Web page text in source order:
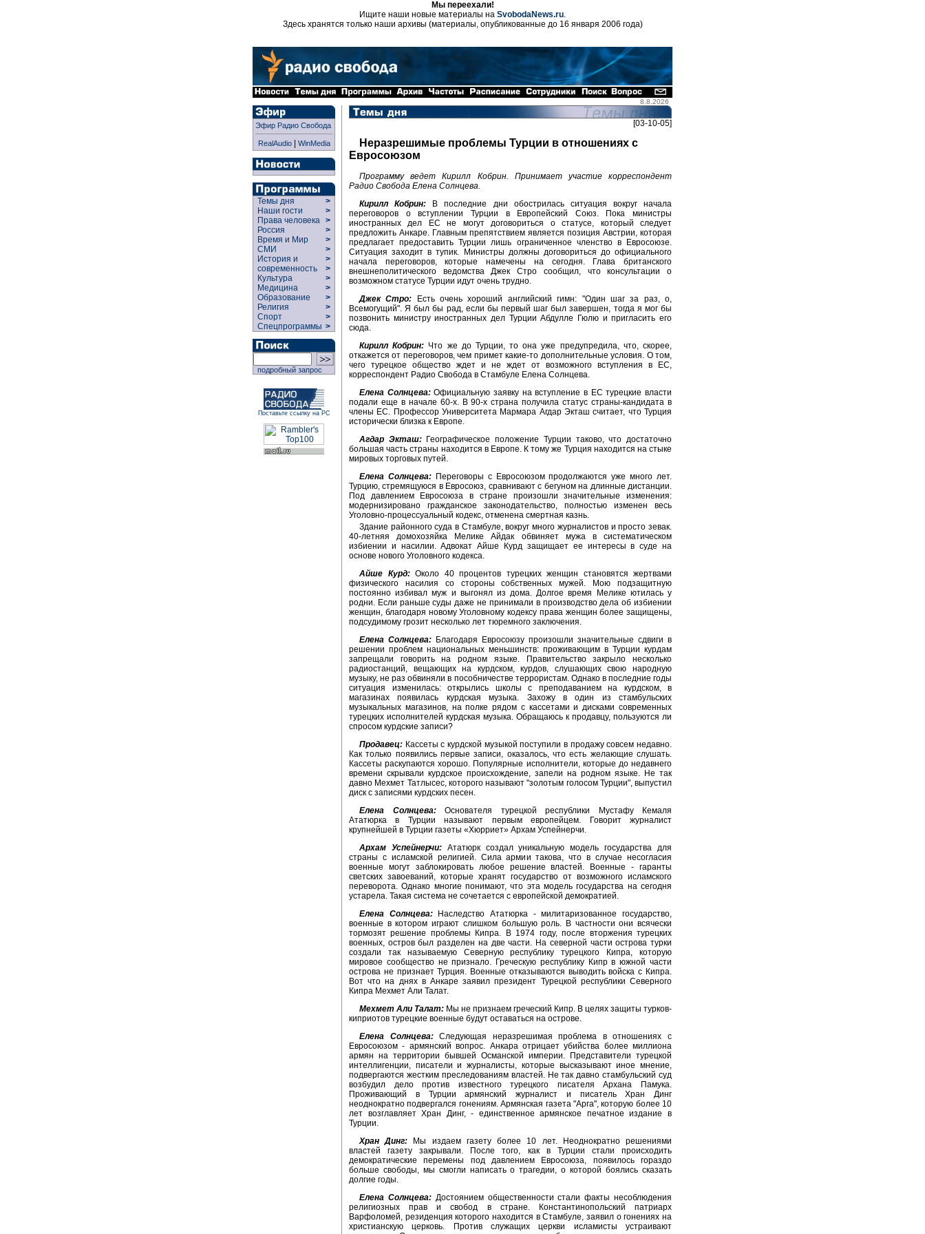
Мы переехали!
Ищите наши новые материалы на SvobodaNews.ru.
Здесь хранятся только наши архивы (материалы, опубликованные до 16 января 2006 года)
8.8.2026
Эфир Радио Свобода
RealAudio| WinMedia
Темы дня
>
Наши гости
>
Права человека >
Россия
>
Время и Мир
>
СМИ
>
История и
современность
>
>
Культура
>
Медицина
>
Образование
>
Религия
>
Спорт
>
Спецпрограммы >
подробный запрос
Поставьте ссылку на РС
[03-10-05]
Неразрешимые проблемы Турции в отношениях с
Евросоюзом
Программу ведет Кирилл Кобрин. Принимает участие корреспондент
Радио Свобода Елена Солнцева.
Кирилл Кобрин: В последние дни обострилась ситуация вокруг начала
переговоров о вступлении Турции в Европейский Союз. Пока министры
иностранных дел ЕС не могут договориться о статусе, который следует
предложить Анкаре. Главным препятствием является позиция Австрии, которая
предлагает предоставить Турции лишь ограниченное членство в Евросоюзе.
Ситуация заходит в тупик. Министры должны договориться до официального
начала переговоров, которые намечены на сегодня. Глава британского
внешнеполитического ведомства Джек Стро сообщил, что консультации о
возможном статусе Турции идут очень трудно.
Джек Стро: Есть очень хороший английский гимн: "Один шаг за раз, о,
Всемогущий". Я был бы рад, если бы первый шаг был завершен, тогда я мог бы
позвонить министру иностранных дел Турции Абдулле Гюлю и пригласить его
сюда.
Кирилл Кобрин: Что же до Турции, то она уже предупредила, что, скорее,
откажется от переговоров, чем примет какие-то дополнительные условия. О том,
чего турецкое общество ждет и не ждет от возможного вступления в ЕС,
корреспондент Радио Свобода в Стамбуле Елена Солнцева.
Елена Солнцева:Официальную заявку на вступление в ЕС турецкие власти
подали еще в начале 60-х. В 90-х страна получила статус страны-кандидата в
члены ЕС. Профессор Университета Мармара Агдар Экташ считает, что Турция
исторически близка к Европе.
Агдар Экташ:Географическое положение Турции таково, что достаточно
большая часть страны находится в Европе. К тому же Турция находится на стыке
мировых торговых путей.
Елена Солнцева:Переговоры с Евросоюзом продолжаются уже много лет.
Турцию, стремящуюся в Евросоюз, сравнивают с бегуном на длинные дистанции.
Под давлением Евросоюза в стране произошли значительные изменения:
модернизировано гражданское законодательство, полностью изменен весь
Уголовно-процессуальный кодекс, отменена смертная казнь.
Здание районного суда в Стамбуле, вокруг много журналистов и просто зевак.
40-летняя домохозяйка Мелике Айдак обвиняет мужа в систематическом
избиении и насилии. Адвокат Айше Курд защищает ее интересы в суде на
основе нового Уголовного кодекса.
Айше Курд:Около 40 процентов турецких женщин становятся жертвами
физического насилия со стороны собственных мужей. Мою подзащитную
постоянно избивал муж и выгонял из дома. Долгое время Мелике ютилась у
родни. Если раньше суды даже не принимали в производство дела об избиении
женщин, благодаря новому Уголовному кодексу права женщин более защищены,
подсудимому грозит несколько лет тюремного заключения.
Елена Солнцева: Благодаря Евросоюзу произошли значительные сдвиги в
решении проблем национальных меньшинств: проживающим в Турции курдам
запрещали говорить на родном языке. Правительство закрыло несколько
радиостанций, вещающих на курдском, курдов, слушающих свою народную
музыку, не раз обвиняли в пособничестве террористам. Однако в последние годы
ситуация изменилась: открылись школы с преподаванием на курдском, в
магазинах появилась курдская музыка. Захожу в один из стамбульских
музыкальных магазинов, на полке рядом с кассетами и дисками современных
турецких исполнителей курдская музыка. Обращаюсь к продавцу, пользуются ли
спросом курдские записи?
Продавец: Кассеты с курдской музыкой поступили в продажу совсем недавно.
Как только появились первые записи, оказалось, что есть желающие слушать.
Кассеты раскупаются хорошо. Популярные исполнители, которые до недавнего
времени скрывали курдское происхождение, запели на родном языке. Не так
давно Мехмет Татлысес, которого называют "золотым голосом Турции", выпустил
диск с записями курдских песен.
Елена Солнцева:Основателя турецкой республики Мустафу Кемаля
Ататюрка в Турции называют первым европейцем. Говорит журналист
крупнейшей в Турции газеты «Хюрриет» Архам Успейнерчи.
Архам Успейнерчи:Ататюрк создал уникальную модель государства для
страны с исламской религией. Сила армии такова, что в случае несогласия
военные могут заблокировать любое решение властей. Военные - гаранты
светских завоеваний, которые хранят государство от возможного исламского
переворота. Однако многие понимают, что эта модель государства на сегодня
устарела. Такая система не сочетается с европейской демократией.
Елена Солнцева:Наследство Ататюрка - милитаризованное государство,
военные в котором играют слишком большую роль. В частности они всячески
тормозят решение проблемы Кипра. В 1974 году, после вторжения турецких
военных, остров был разделен на две части. На северной части острова турки
создали так называемую Северную республику турецкого Кипра, которую
мировое сообщество не признало. Греческую республику Кипр в южной части
острова не признает Турция. Военные отказываются выводить войска с Кипра.
Вот что на днях в Анкаре заявил президент Турецкой республики Северного
Кипра Мехмет Али Талат.
Мехмет Али Талат: Мы не признаем греческий Кипр. В целях защиты турков-
киприотов турецкие военные будут оставаться на острове.
Елена Солнцева:Следующая неразрешимая проблема в отношениях с
Евросоюзом - армянский вопрос. Анкара отрицает убийства более миллиона
армян на территории бывшей Османской империи. Представители турецкой
интеллигенции, писатели и журналисты, которые высказывают иное мнение,
подвергаются жестким преследованиям властей. Не так давно стамбульский суд
возбудил дело против известного турецкого писателя Архана Памука.
Проживающий в Турции армянский журналист и писатель Хран Динг
неоднократно подвергался гонениям. Армянская газета "Арга", которую более 10
лет возглавляет Хран Динг, - единственное армянское печатное издание в
Турции.
Хран Динг: Мы издаем газету более 10 лет. Неоднократно решениями
властей газету закрывали. После того, как в Турции стали происходить
демократические перемены под давлением Евросоюза, появилось гораздо
больше свободы, мы смогли написать о трагедии, о которой боялись сказать
долгие годы.
Елена Солнцева:Достоянием общественности стали факты несоблюдения
религиозных прав и свобод в стране. Константинопольский патриарх
Варфоломей, резиденция которого находится в Стамбуле, заявил о гонениях на
христианскую церковь. Против служащих церкви исламисты устраивают